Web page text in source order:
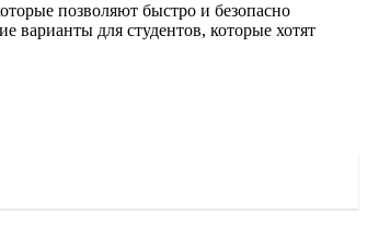
позволяют быстро и безопасно
для студентов, которые хотят